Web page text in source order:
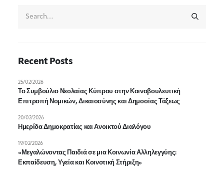
Recent Posts
Το Συμβούλιο Νεολαίας Κύπρου στην Κοινοβουλευτική
Επιτροπή Νομικών, Δικαιοσύνης και Δημοσίας Τάξεως
25/02/2026
Ημερίδα Δημοκρατίας και Ανοικτού Διαλόγου
20/02/2026
«Μεγαλώνοντας Παιδιά σε μια Κοινωνία Αλληλεγγύης:
Εκπαίδευση, Υγεία και Κοινοτική Στήριξη»
19/02/2026